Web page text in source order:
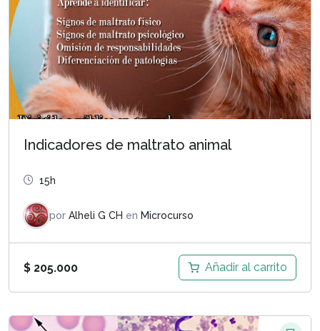
Indicadores de maltrato animal
15h
por Alheli G CH en Microcurso
$ 205.000 Añadir al carrito